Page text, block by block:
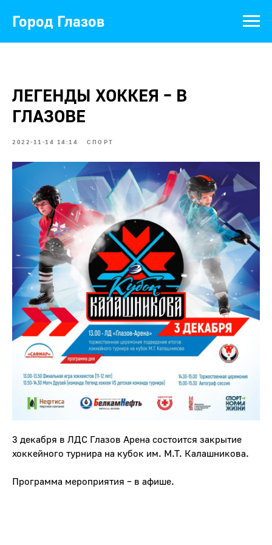
Город Глазов
ЛЕГЕНДЫ ХОККЕЯ – В
ГЛАЗОВЕ
2022-11-14 14:14 СПОРТ
3 декабря в ЛДС Глазов Арена состоится закрытие
хоккейного турнира на кубок им. М.Т. Калашникова.
Программа мероприятия – в афише.